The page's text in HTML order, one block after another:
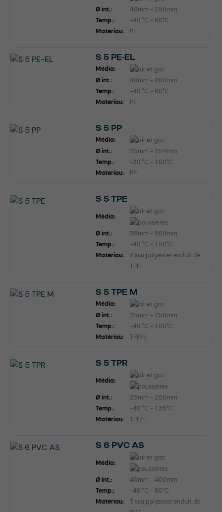
Ø int.:
40mm - 250mm
Temp.:
-40 °C - 60°C
Matériau:
PE
S 5 PE-EL
Média:
Ø int.:
40mm - 400mm
Temp.:
-40 °C - 60°C
Matériau:
PE
S 5 PP
Média:
Ø int.:
25mm - 254mm
Temp.:
-20 °C - 100°C
Matériau:
PP
S 5 TPE
Média:
Ø int.:
38mm - 500mm
Temp.:
-40 °C - 150°C
Matériau:
Tissu polyester enduit de
TPE
S 5 TPE M
Média:
Ø int.:
25mm - 250mm
Temp.:
-40 °C - 100°C
Matériau:
TPE/E
S 5 TPR
Média:
Ø int.:
25mm - 250mm
Temp.:
-40 °C - 135°C
Matériau:
TPE/E
S 6 PVC AS
Média:
Ø int.:
40mm - 400mm
Temp.:
-40 °C - 80°C
Matériau:
Tissu polyester enduit de